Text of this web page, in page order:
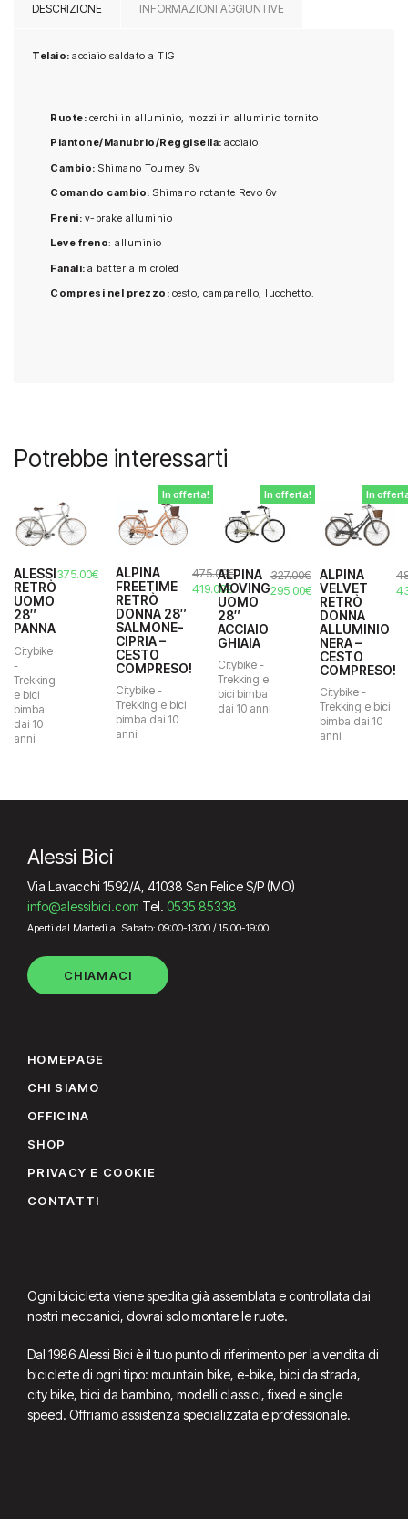
DESCRIZIONE INFORMAZIONI AGGIUNTIVE
Telaio: acciaio saldato a TIG
Ruote: cerchi in alluminio, mozzi in alluminio tornito
Piantone/Manubrio/Reggisella: acciaio
Cambio: Shimano Tourney 6v
Comando cambio: Shimano rotante Revo 6v
Freni: v-brake alluminio
Leve freno: alluminio
Fanali: a batteria microled
Compresi nel prezzo: cesto, campanello, lucchetto.
Potrebbe interessarti
ALESSI
RETRÒ
UOMO
28″
PANNA
Citybike
-
Trekking
e bici
bimba
dai 10
anni
375.00€
In offerta!
ALPINA
FREETIME
RETRÒ
DONNA 28″
SALMONE-
CIPRIA –
CESTO
COMPRESO!
Citybike -
Trekking e bici
bimba dai 10
anni
475.00€
Il
prezzo
originale
475.00€.
419.00€Il
prezzo
attuale
è:
419.00€.
In offerta!
ALPINA
MOVING
UOMO
28″
ACCIAIO
GHIAIA
Citybike -
Trekking e
bici bimba
dai 10 anni
327.00€
Il
295.00€
prezzo
attuale
è:
295.00€.
In
ALPINA
VELVET
RETRÒ
DONNA
ALLUMINIO
NERA –
CESTO
COMPRESO!
Citybike -
Trekking e bici
bimba dai 10
anni
Il
Alessi Bici
Via Lavacchi 1592/A, 41038 San Felice S/P (MO)
info@alessibici.com Tel. 0535 85338
Aperti dal Martedì al Sabato: 09:00-13:00 / 15:00-19:00
CHIAMACI
HOMEPAGE
CHI SIAMO
OFFICINA
SHOP
PRIVACY E COOKIE
CONTATTI
Ogni bicicletta viene spedita già assemblata e controllata dai
nostri meccanici, dovrai solo montare le ruote.
Dal 1986 Alessi Bici è il tuo punto di riferimento per la vendita di
biciclette di ogni tipo: mountain bike, e-bike, bici da strada,
city bike, bici da bambino, modelli classici, fixed e single
speed. Offriamo assistenza specializzata e professionale.